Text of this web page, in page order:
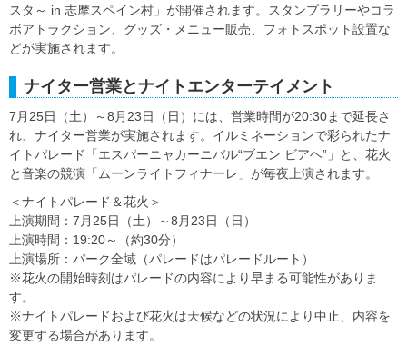
スタ～ in 志摩スペイン村」が開催されます。スタンプラリーやコラ
ボアトラクション、グッズ・メニュー販売、フォトスポット設置な
どが実施されます。
ナイター営業とナイトエンターテイメント
7月25日（土）～8月23日（日）には、営業時間が20:30まで延長さ
れ、ナイター営業が実施されます。イルミネーションで彩られたナ
イトパレード「エスパーニャカーニバル“ブエン ビアヘ”」と、花火
と音楽の競演「ムーンライトフィナーレ」が毎夜上演されます。
＜ナイトパレード＆花火＞
上演期間：7月25日（土）～8月23日（日）
上演時間：19:20～（約30分）
上演場所：パーク全域（パレードはパレードルート）
※花火の開始時刻はパレードの内容により早まる可能性がありま
す。
※ナイトパレードおよび花火は天候などの状況により中止、内容を
変更する場合があります。